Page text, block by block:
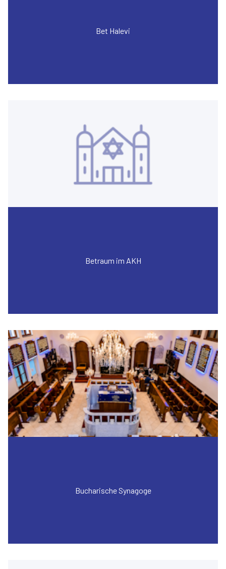
Bet Halevi
Betraum im AKH
Bucharische Synagoge